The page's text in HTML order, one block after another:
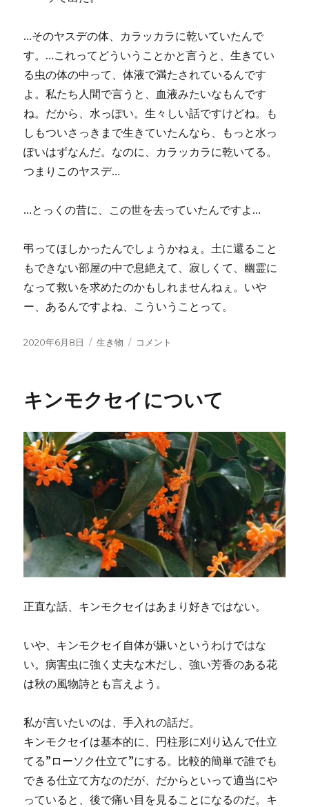
…そのヤスデの体、カラッカラに乾いていたんで
す。…これってどういうことかと言うと、生きてい
る虫の体の中って、体液で満たされているんです
よ。私たち人間で言うと、血液みたいなもんです
ね。だから、水っぽい。生々しい話ですけどね。も
しもついさっきまで生きていたんなら、もっと水っ
ぽいはずなんだ。なのに、カラッカラに乾いてる。
つまりこのヤスデ…
…とっくの昔に、この世を去っていたんですよ…
弔ってほしかったんでしょうかねぇ。土に還ること
もできない部屋の中で息絶えて、寂しくて、幽霊に
なって救いを求めたのかもしれませんねぇ。いや
ー、あるんですよね、こういうことって。
投
2020年6月8日
カ
ー
生き物
本
っ
い
(？)
話
ヤ
ス
デ
の
亡
コメント
キンモクセイについて
正直な話、キンモクセイはあまり好きではない。
いや、キンモクセイ自体が嫌いというわけではな
い。病害虫に強く丈夫な木だし、強い芳香のある花
は秋の風物詩とも言えよう。
私が言いたいのは、手入れの話だ。
キンモクセイは基本的に、円柱形に刈り込んで仕立
てる”ローソク仕立て”にする。比較的簡単で誰でも
できる仕立て方なのだが、だからといって適当にや
っていると、後で痛い目を見ることになるのだ。キ